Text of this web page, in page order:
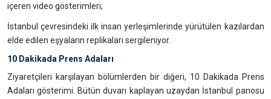
içeren video gösterimleri;
İstanbul çevresindeki ilk insan yerleşimlerinde yürütülen kazılardan
elde edilen eşyaların replikaları sergileniyor.
10 Dakikada Prens Adaları
Ziyaretçileri karşılayan bölümlerden bir diğeri, 10 Dakikada Prens
Adaları gösterimi. Bütün duvarı kaplayan uzaydan İstanbul panosu